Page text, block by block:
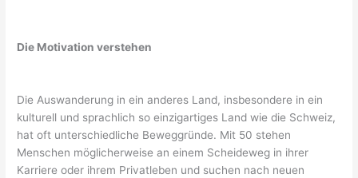
Die Motivation verstehen
Die Auswanderung in ein anderes Land, insbesondere in ein
kulturell und sprachlich so einzigartiges Land wie die Schweiz,
hat oft unterschiedliche Beweggründe. Mit 50 stehen
Menschen möglicherweise an einem Scheideweg in ihrer
Karriere oder ihrem Privatleben und suchen nach neuen